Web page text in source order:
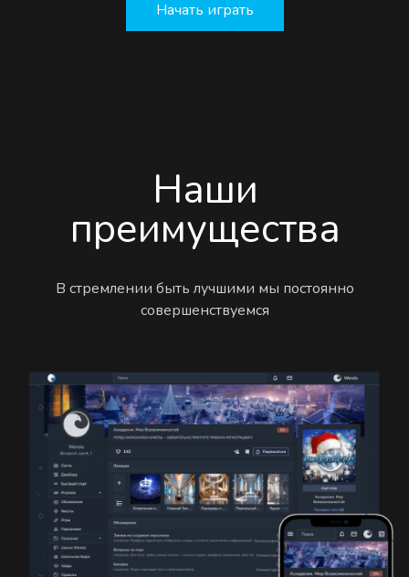
Начать играть
Наши
преимущества
В стремлении быть лучшими мы постоянно
совершенствуемся